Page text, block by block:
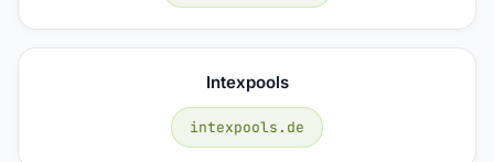
Intexpools
intexpools.de